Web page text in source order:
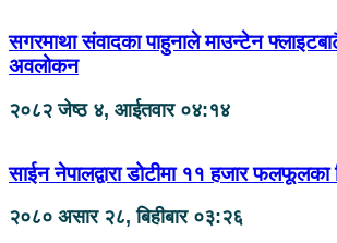
सगरमाथा संवादका पाहुनाले माउन्टेन
अवलोकन
२०८२ जेष्ठ ४, आईतवार ०४:१४
साईन नेपालद्वारा डोटीमा ११ हजार फलफूलका
२०८० असार २८, बिहीबार ०३:२६